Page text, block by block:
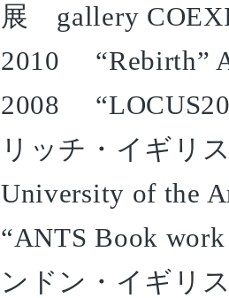
展 gallery
2010 “Rebirth”
2008
リッチ・イギリ
University of the
“ANTS Book
ンドン・イギリ